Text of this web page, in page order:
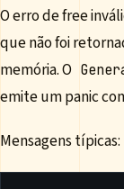
O erro de free
que não foi
memória. O
emite um panic
Mensagens típicas: